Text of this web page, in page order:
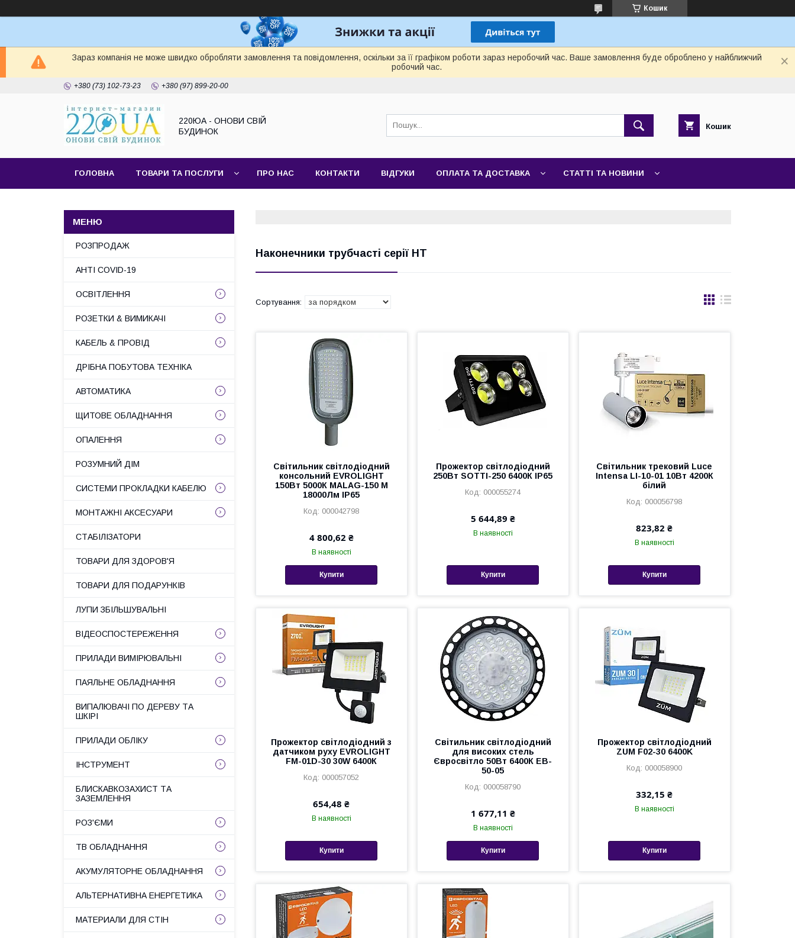
Кошик
Зараз компанія не може швидко обробляти замовлення та повідомлення, оскільки за її графіком роботи зараз неробочий час. Ваше замовлення буде оброблено у найближчий
робочий час.
+380 (73) 102-73-23 +380 (97) 899-20-00
220ЮА - ОНОВИ СВІЙ
БУДИНОК
Кошик
ГОЛОВНА ТОВАРИ ТА ПОСЛУГИ ПРО НАС КОНТАКТИ ВІДГУКИ ОПЛАТА ТА ДОСТАВКА СТАТТІ ТА НОВИНИ
Наконечники трубчасті серії НТ
Світильник світлодіодний
консольний EVROLIGHT
150Вт 5000К MALAG-150 M
18000Лм IP65
000042798
4 800,62 ₴
В наявності
Купити
Прожектор світлодіодний
250Вт SOTTI-250 6400К IP65
000055274
5 644,89 ₴
В наявності
Купити
Світильник трековий Luce
Intensa LI-10-01 10Вт 4200К
білий
000056798
823,82 ₴
В наявності
Купити
Прожектор світлодіодний з
датчиком руху EVROLIGHT
FM-01D-30 30W 6400К
000057052
654,48 ₴
В наявності
Купити
Світильник світлодіодний
для високих стель
Євросвітло 50Вт 6400К EB-
50-05
000058790
1 677,11 ₴
В наявності
Купити
Прожектор світлодіодний
ZUM F02-30 6400K
000058900
332,15 ₴
В наявності
Купити
РОЗПРОДАЖ
АНТІ COVID-19
ОСВІТЛЕННЯ
РОЗЕТКИ & ВИМИКАЧІ
КАБЕЛЬ & ПРОВІД
ДРІБНА ПОБУТОВА ТЕХНІКА
АВТОМАТИКА
ЩИТОВЕ ОБЛАДНАННЯ
ОПАЛЕННЯ
РОЗУМНИЙ ДІМ
СИСТЕМИ ПРОКЛАДКИ КАБЕЛЮ
МОНТАЖНІ АКСЕСУАРИ
СТАБІЛІЗАТОРИ
ТОВАРИ ДЛЯ ЗДОРОВ'Я
ТОВАРИ ДЛЯ ПОДАРУНКІВ
ЛУПИ ЗБІЛЬШУВАЛЬНІ
ВІДЕОСПОСТЕРЕЖЕННЯ
ПРИЛАДИ ВИМІРЮВАЛЬНІ
ПАЯЛЬНЕ ОБЛАДНАННЯ
ВИПАЛЮВАЧІ ПО ДЕРЕВУ ТА
ШКІРІ
ПРИЛАДИ ОБЛІКУ
ІНСТРУМЕНТ
БЛИСКАВКОЗАХИСТ ТА
ЗАЗЕМЛЕННЯ
РОЗ'ЄМИ
ТВ ОБЛАДНАННЯ
АКУМУЛЯТОРНЕ ОБЛАДНАННЯ
АЛЬТЕРНАТИВНА ЕНЕРГЕТИКА
МАТЕРИАЛИ ДЛЯ СТІН